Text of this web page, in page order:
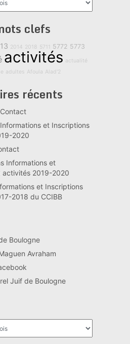
clefs
2014 2018 5711 5772 5773
activités actualité
adultes Afoula Alad'2
récents
Contact
Informations et Inscriptions
2020
Informations et
activités 2019-2020
et Inscriptions
2018 du CCIBB
Boulogne
Avraham
Juif de Boulogne